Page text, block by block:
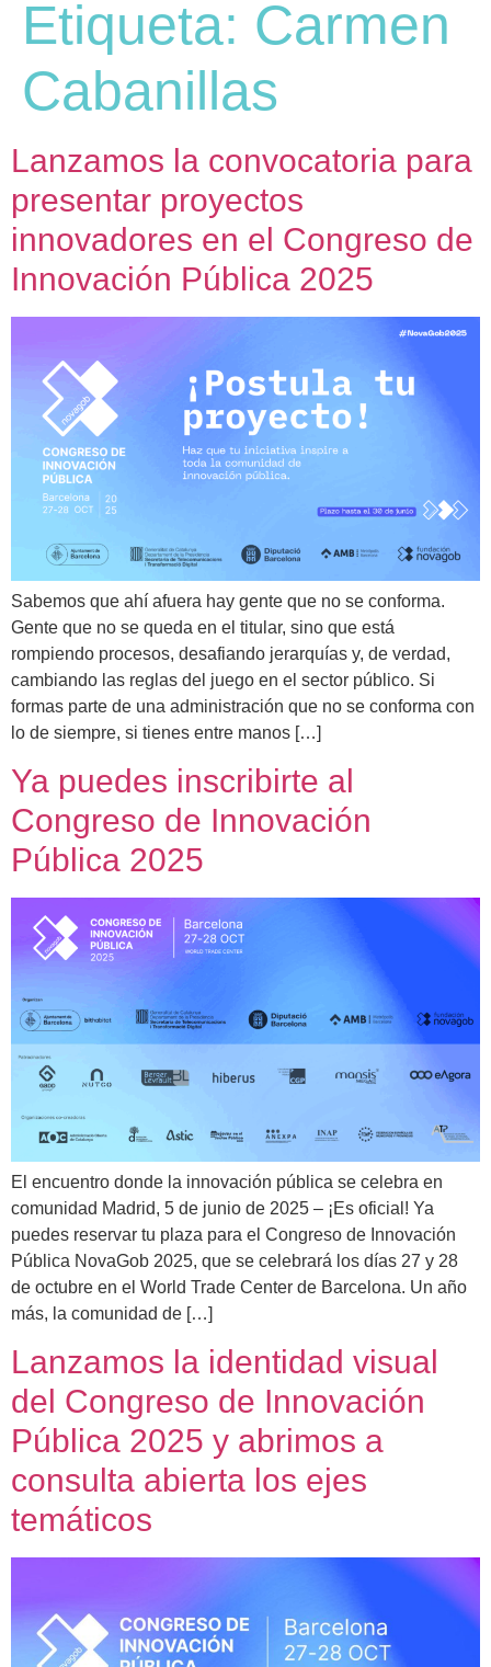
Etiqueta: Carmen
Cabanillas
Lanzamos la convocatoria para
presentar proyectos
innovadores en el Congreso de
Innovación Pública 2025
Sabemos que ahí afuera hay gente que no se conforma.
Gente que no se queda en el titular, sino que está
rompiendo procesos, desafiando jerarquías y, de verdad,
cambiando las reglas del juego en el sector público. Si
formas parte de una administración que no se conforma con
lo de siempre, si tienes entre manos […]
Ya puedes inscribirte al
Congreso de Innovación
Pública 2025
El encuentro donde la innovación pública se celebra en
comunidad Madrid, 5 de junio de 2025 – ¡Es oficial! Ya
puedes reservar tu plaza para el Congreso de Innovación
Pública NovaGob 2025, que se celebrará los días 27 y 28
de octubre en el World Trade Center de Barcelona. Un año
más, la comunidad de […]
Lanzamos la identidad visual
del Congreso de Innovación
Pública 2025 y abrimos a
consulta abierta los ejes
temáticos